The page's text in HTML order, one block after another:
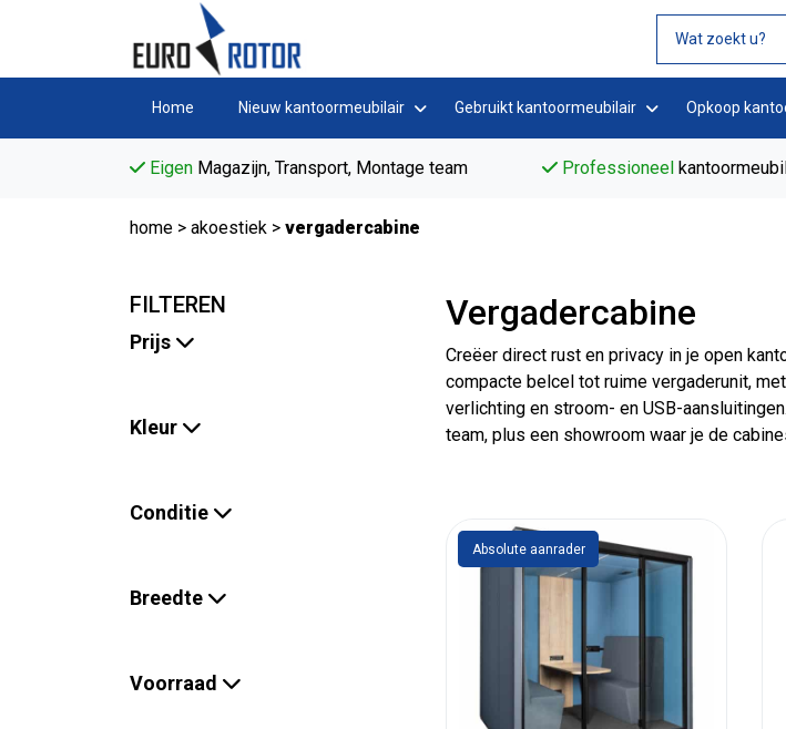
Home Nieuw kantoormeubilair Gebruikt kantoormeubilair Opkoop
Eigen Magazijn, Transport, Montage team Professioneel
home > akoestiek > vergadercabine
FILTEREN
Prijs
Kleur
Conditie
Breedte
Voorraad
Vergadercabine
Creëer direct rust en privacy in je open
compacte belcel tot ruime vergaderunit,
verlichting en stroom- en USB-
team, plus een showroom waar je de
Absolute aanrader